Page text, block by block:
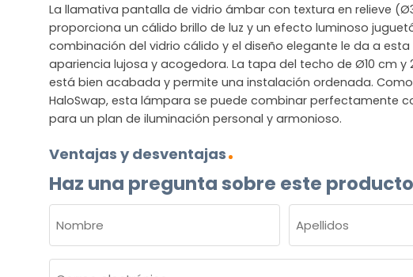
La llamativa pantalla de vidrio ámbar con textura en relieve
proporciona un cálido brillo de luz y un efecto luminoso
combinación del vidrio cálido y el diseño elegante le da a
apariencia lujosa y acogedora. La tapa del techo de Ø10 cm y
está bien acabada y permite una instalación ordenada.
HaloSwap, esta lámpara se puede combinar perfectamente
para un plan de iluminación personal y armonioso.
Ventajas y desventajas
Haz una pregunta sobre este
(OBLIGATORIO)
Nombre Apellidos